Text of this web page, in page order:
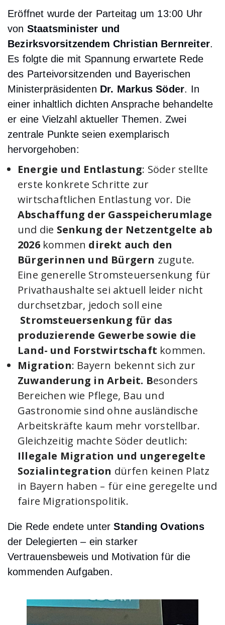
Eröffnet wurde der Parteitag um 13:00 Uhr
von Staatsminister und
Bezirksvorsitzendem Christian Bernreiter.
Es folgte die mit Spannung erwartete Rede
des Parteivorsitzenden und Bayerischen
Ministerpräsidenten Dr. Markus Söder. In
einer inhaltlich dichten Ansprache behandelte
er eine Vielzahl aktueller Themen. Zwei
zentrale Punkte seien exemplarisch
hervorgehoben:
Energie und Entlastung: Söder stellte
erste konkrete Schritte zur
wirtschaftlichen Entlastung vor. Die
Abschaffung der Gasspeicherumlage
und die Senkung der Netzentgelte ab
2026kommen direkt auch den
Bürgerinnen und Bürgern zugute.
Eine generelle Stromsteuersenkung für
Privathaushalte sei aktuell leider nicht
durchsetzbar, jedoch soll eine
Stromsteuersenkung für das
produzierende Gewerbe sowie die
Land- und Forstwirtschaft kommen.
Migration: Bayern bekennt sich zur
Zuwanderung in Arbeit. Besonders
Bereichen wie Pflege, Bau und
Gastronomie sind ohne ausländische
Arbeitskräfte kaum mehr vorstellbar.
Gleichzeitig machte Söder deutlich:
Illegale Migration und ungeregelte
Sozialintegration dürfen keinen Platz
in Bayern haben – für eine geregelte und
faire Migrationspolitik.
Die Rede endete unterStanding Ovations
der Delegierten – ein starker
Vertrauensbeweis und Motivation für die
kommenden Aufgaben.